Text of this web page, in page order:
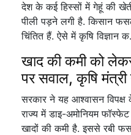
देश के कई हिस्सों में गेहूं की
पीली पड़ने लगी है. किसान
चिंतित हैं. ऐसे में कृषि विज्ञान
खाद की कमी को
पर सवाल, कृषि
सरकार ने यह आश्वासन
राज्य में डाइ-अमोनियम फॉस्फेट
खादों की कमी है. इससे रबी